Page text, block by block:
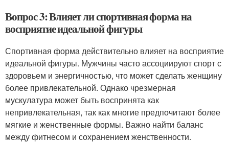
Вопрос 3: Влияет ли спортивная форма на
восприятие идеальной фигуры
Спортивная форма действительно влияет на восприятие
идеальной фигуры. Мужчины часто ассоциируют спорт с
здоровьем и энергичностью, что может сделать женщину
более привлекательной. Однако чрезмерная
мускулатура может быть воспринята как
непривлекательная, так как многие предпочитают более
мягкие и женственные формы. Важно найти баланс
между фитнесом и сохранением женственности.